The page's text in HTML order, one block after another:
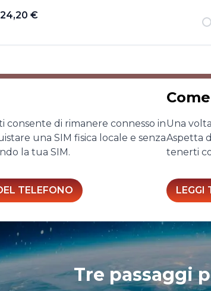
€
consente di rimanere connesso in
una SIM fisica locale e senza
la tua SIM.
TELEFONO
Una
Aspetta
tenerti
LEGGI
Tre passaggi